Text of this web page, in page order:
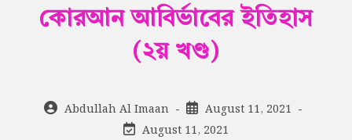
কোরআন আবির্ভাবের ইতিহাস
(২য় খণ্ড)
PostAbdullah Al Imaan
Post
published:
August 11, 2021
PostAugust 11, 2021